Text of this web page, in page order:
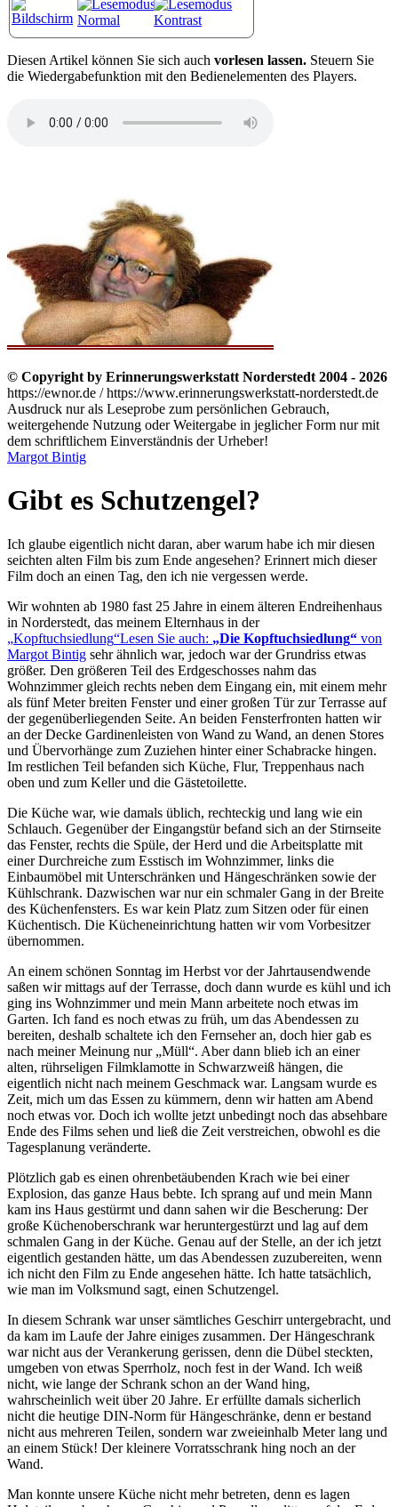
Diesen Artikel können Sie sich auch vorlesen lassen. Steuern Sie
die Wiedergabefunktion mit den Bedienelementen des Players.
© Copyright by Erinnerungswerkstatt Norderstedt 2004 - 2026
https://ewnor.de / https://www.erinnerungswerkstatt-norderstedt.de
Ausdruck nur als Leseprobe zum persönlichen Gebrauch,
weitergehende Nutzung oder Weitergabe in jeglicher Form nur mit
dem schriftlichem Einverständnis der Urheber!
Margot Bintig
Gibt es Schutzengel?
Ich glaube eigentlich nicht daran, aber warum habe ich mir diesen
seichten alten Film bis zum Ende angesehen? Erinnert mich dieser
Film doch an einen Tag, den ich nie vergessen werde.
Wir wohnten ab 1980 fast 25 Jahre in einem älteren Endreihenhaus
in Norderstedt, das meinem Elternhaus in der
Kopftuchsiedlung Lesen Sie auch: Die Kopftuchsiedlung
von
Margot Bintig sehr ähnlich war, jedoch war der Grundriss etwas
größer. Den größeren Teil des Erdgeschosses nahm das
Wohnzimmer gleich rechts neben dem Eingang ein, mit einem mehr
als fünf Meter breiten Fenster und einer großen Tür zur Terrasse auf
der gegenüberliegenden Seite. An beiden Fensterfronten hatten wir
an der Decke Gardinenleisten von Wand zu Wand, an denen Stores
und Übervorhänge zum Zuziehen hinter einer Schabracke hingen.
Im restlichen Teil befanden sich Küche, Flur, Treppenhaus nach
oben und zum Keller und die Gästetoilette.
Die Küche war, wie damals üblich, rechteckig und lang wie ein
Schlauch. Gegenüber der Eingangstür befand sich an der Stirnseite
das Fenster, rechts die Spüle, der Herd und die Arbeitsplatte mit
einer Durchreiche zum Esstisch im Wohnzimmer, links die
Einbaumöbel mit Unterschränken und Hängeschränken sowie der
Kühlschrank. Dazwischen war nur ein schmaler Gang in der Breite
des Küchenfensters. Es war kein Platz zum Sitzen oder für einen
Küchentisch. Die Kücheneinrichtung hatten wir vom Vorbesitzer
übernommen.
An einem schönen Sonntag im Herbst vor der Jahrtausendwende
saßen wir mittags auf der Terrasse, doch dann wurde es kühl und ich
ging ins Wohnzimmer und mein Mann arbeitete noch etwas im
Garten. Ich fand es noch etwas zu früh, um das Abendessen zu
bereiten, deshalb schaltete ich den Fernseher an, doch hier gab es
nach meiner Meinung nur Müll . Aber dann blieb ich an einer
alten, rührseligen Filmklamotte in Schwarzweiß hängen, die
eigentlich nicht nach meinem Geschmack war. Langsam wurde es
Zeit, mich um das Essen zu kümmern, denn wir hatten am Abend
noch etwas vor. Doch ich wollte jetzt unbedingt noch das absehbare
Ende des Films sehen und ließ die Zeit verstreichen, obwohl es die
Tagesplanung veränderte.
Plötzlich gab es einen ohrenbetäubenden Krach wie bei einer
Explosion, das ganze Haus bebte. Ich sprang auf und mein Mann
kam ins Haus gestürmt und dann sahen wir die Bescherung: Der
große Küchenoberschrank war heruntergestürzt und lag auf dem
schmalen Gang in der Küche. Genau auf der Stelle, an der ich jetzt
eigentlich gestanden hätte, um das Abendessen zuzubereiten, wenn
ich nicht den Film zu Ende angesehen hätte. Ich hatte tatsächlich,
wie man im Volksmund sagt, einen Schutzengel.
In diesem Schrank war unser sämtliches Geschirr untergebracht, und
da kam im Laufe der Jahre einiges zusammen. Der Hängeschrank
war nicht aus der Verankerung gerissen, denn die Dübel steckten,
umgeben von etwas Sperrholz, noch fest in der Wand. Ich weiß
nicht, wie lange der Schrank schon an der Wand hing,
wahrscheinlich weit über 20 Jahre. Er erfüllte damals sicherlich
nicht die heutige DIN-Norm für Hängeschränke, denn er bestand
nicht aus mehreren Teilen, sondern war zweieinhalb Meter lang und
an einem Stück! Der kleinere Vorratsschrank hing noch an der
Wand.
Man konnte unsere Küche nicht mehr betreten, denn es lagen